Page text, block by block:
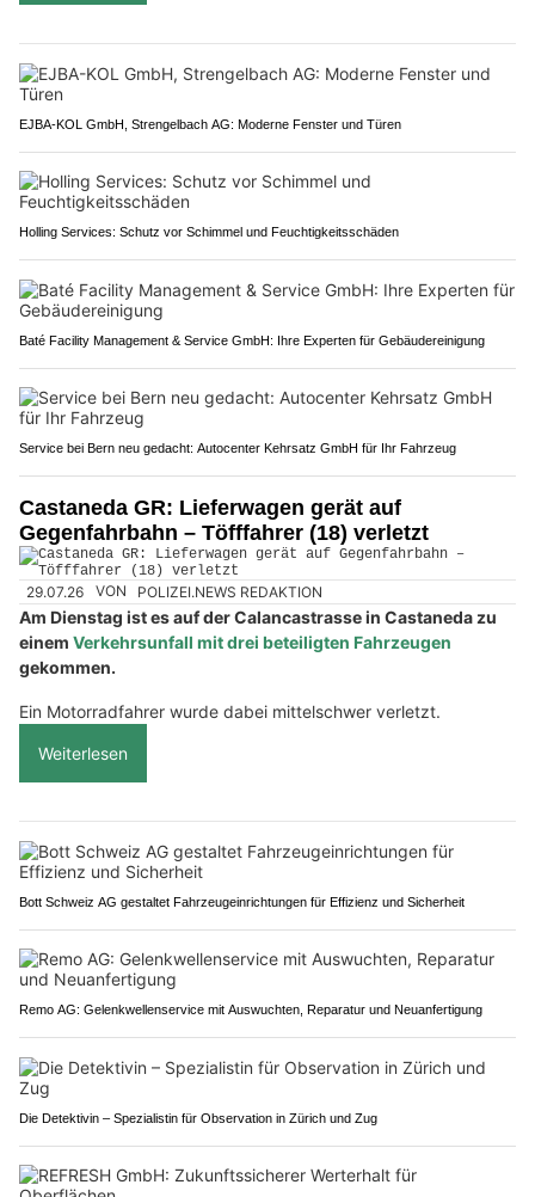
EJBA-KOL GmbH, Strengelbach AG: Moderne Fenster und Türen
Holling Services: Schutz vor Schimmel und Feuchtigkeitsschäden
Baté Facility Management & Service GmbH: Ihre Experten für Gebäudereinigung
Service bei Bern neu gedacht: Autocenter Kehrsatz GmbH für Ihr Fahrzeug
Castaneda GR: Lieferwagen gerät auf
Gegenfahrbahn – Töfffahrer (18) verletzt
29.07.26 VON POLIZEI.NEWS REDAKTION
Am Dienstag ist es auf der Calancastrasse in Castaneda zu
einem Verkehrsunfall mit drei beteiligten Fahrzeugen
gekommen.
Ein Motorradfahrer wurde dabei mittelschwer verletzt.
Weiterlesen
Bott Schweiz AG gestaltet Fahrzeugeinrichtungen für Effizienz und Sicherheit
Remo AG: Gelenkwellenservice mit Auswuchten, Reparatur und Neuanfertigung
Die Detektivin – Spezialistin für Observation in Zürich und Zug